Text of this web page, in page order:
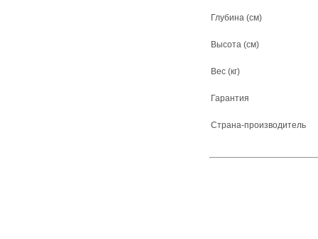
Глубина (см)
Высота (см)
Вес (кг)
Гарантия
Страна-производитель